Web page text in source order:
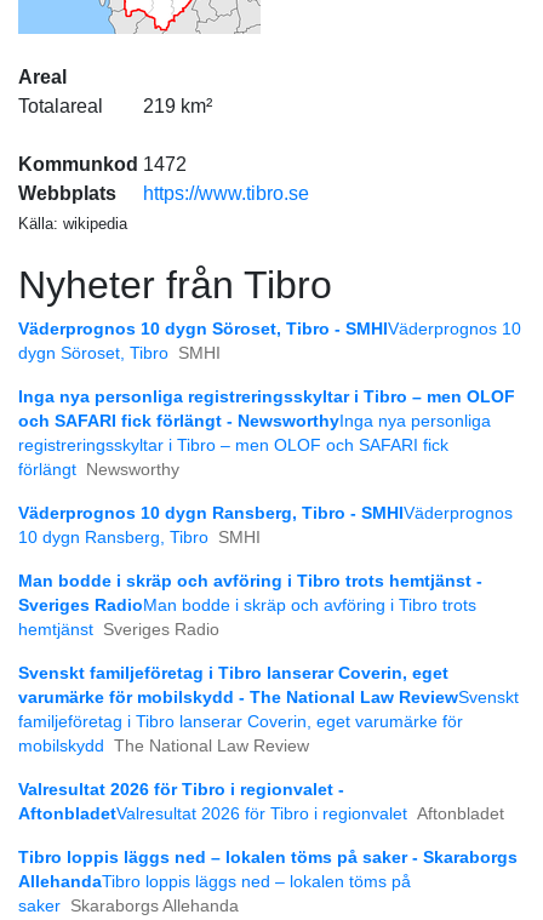
Areal
Totalareal
219 km²
Kommunkod 1472
Webbplats
https://www.tibro.se
Källa: wikipedia
Nyheter från Tibro
Väderprognos 10 dygn Söroset, Tibro - SMHI Väderprognos 10
dygn Söroset, Tibro SMHI
Inga nya personliga registreringsskyltar i Tibro – men OLOF
och SAFARI fick förlängt - Newsworthy Inga nya personliga
registreringsskyltar i Tibro – men OLOF och SAFARI fick
förlängt
Newsworthy
Väderprognos 10 dygn Ransberg, Tibro - SMHI Väderprognos
10 dygn Ransberg, Tibro SMHI
Man bodde i skräp och avföring i Tibro trots hemtjänst -
Sveriges Radio Man bodde i skräp och avföring i Tibro trots
hemtjänst Sveriges Radio
Svenskt familjeföretag i Tibro lanserar Coverin, eget
varumärke för mobilskydd - The National Law ReviewSvenskt
familjeföretag i Tibro lanserar Coverin, eget varumärke för
mobilskydd
The National Law Review
Valresultat 2026 för Tibro i regionvalet -
AftonbladetValresultat 2026 för Tibro i regionvalet Aftonbladet
Tibro loppis läggs ned – lokalen töms på saker - Skaraborgs
AllehandaTibro loppis läggs ned – lokalen töms på
saker Skaraborgs Allehanda